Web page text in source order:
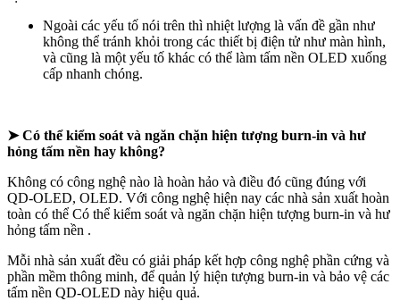
Ngoài các yếu tố nói trên thì nhiệt lượng là vấn đề gần như
không thể tránh khỏi trong các thiết bị điện tử như màn hình,
và cũng là một yếu tố khác có thể làm tấm nền OLED xuống
cấp nhanh chóng.
➤ Có thể kiểm soát và ngăn chặn hiện tượng burn-in và hư
hỏng tấm nền hay không?
Không có công nghệ nào là hoàn hảo và điều đó cũng đúng với
QD-OLED, OLED. Với công nghệ hiện nay các nhà sản xuất hoàn
toàn có thể Có thể kiểm soát và ngăn chặn hiện tượng burn-in và hư
hỏng tấm nền .
Mỗi nhà sản xuất đều có giải pháp kết hợp công nghệ phần cứng và
phần mềm thông minh, để quản lý hiện tượng burn-in và bảo vệ các
tấm nền QD-OLED này hiệu quả.